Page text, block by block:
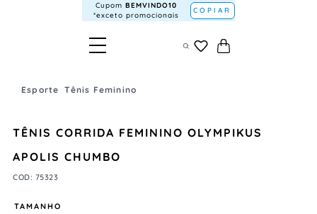
Cupom BEMVINDO10
*exceto promocionais
COPIAR
Esporte Tênis Feminino
TÊNIS CORRIDA FEMININO OLYMPIKUS
APOLIS CHUMBO
COD: 75323
TAMANHO